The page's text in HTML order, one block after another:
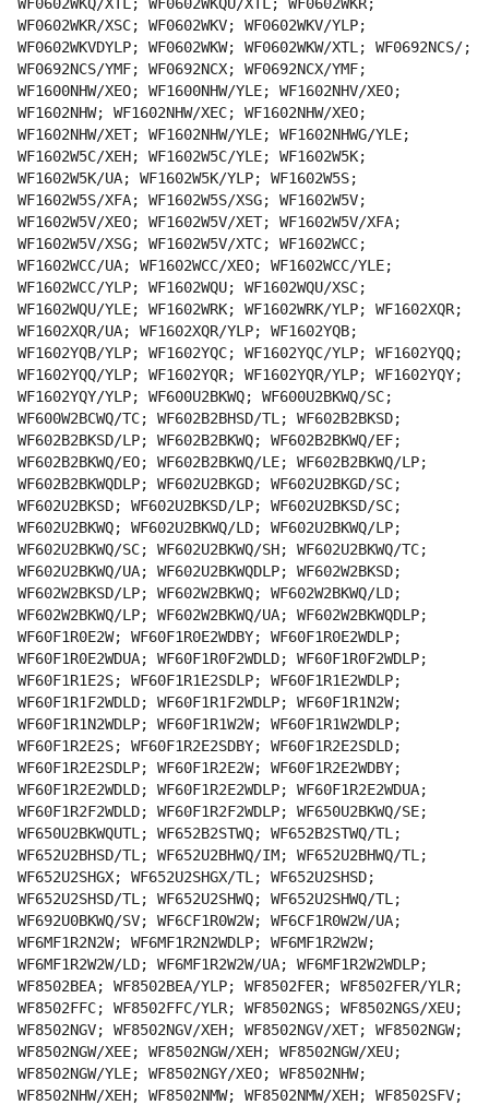
WF0602WKQ/XTL; WF0602WKQU/XTL; WF0602WKR;
WF0602WKR/XSC; WF0602WKV; WF0602WKV/YLP;
WF0602WKVDYLP; WF0602WKW; WF0602WKW/XTL; WF0692NCS/;
WF0692NCS/YMF; WF0692NCX; WF0692NCX/YMF;
WF1600NHW/XEO; WF1600NHW/YLE; WF1602NHV/XEO;
WF1602NHW; WF1602NHW/XEC; WF1602NHW/XEO;
WF1602NHW/XET; WF1602NHW/YLE; WF1602NHWG/YLE;
WF1602W5C/XEH; WF1602W5C/YLE; WF1602W5K;
WF1602W5K/UA; WF1602W5K/YLP; WF1602W5S;
WF1602W5S/XFA; WF1602W5S/XSG; WF1602W5V;
WF1602W5V/XEO; WF1602W5V/XET; WF1602W5V/XFA;
WF1602W5V/XSG; WF1602W5V/XTC; WF1602WCC;
WF1602WCC/UA; WF1602WCC/XEO; WF1602WCC/YLE;
WF1602WCC/YLP; WF1602WQU; WF1602WQU/XSC;
WF1602WQU/YLE; WF1602WRK; WF1602WRK/YLP; WF1602XQR;
WF1602XQR/UA; WF1602XQR/YLP; WF1602YQB;
WF1602YQB/YLP; WF1602YQC; WF1602YQC/YLP; WF1602YQQ;
WF1602YQQ/YLP; WF1602YQR; WF1602YQR/YLP; WF1602YQY;
WF1602YQY/YLP; WF600U2BKWQ; WF600U2BKWQ/SC;
WF600W2BCWQ/TC; WF602B2BHSD/TL; WF602B2BKSD;
WF602B2BKSD/LP; WF602B2BKWQ; WF602B2BKWQ/EF;
WF602B2BKWQ/EO; WF602B2BKWQ/LE; WF602B2BKWQ/LP;
WF602B2BKWQDLP; WF602U2BKGD; WF602U2BKGD/SC;
WF602U2BKSD; WF602U2BKSD/LP; WF602U2BKSD/SC;
WF602U2BKWQ; WF602U2BKWQ/LD; WF602U2BKWQ/LP;
WF602U2BKWQ/SC; WF602U2BKWQ/SH; WF602U2BKWQ/TC;
WF602U2BKWQ/UA; WF602U2BKWQDLP; WF602W2BKSD;
WF602W2BKSD/LP; WF602W2BKWQ; WF602W2BKWQ/LD;
WF602W2BKWQ/LP; WF602W2BKWQ/UA; WF602W2BKWQDLP;
WF60F1R0E2W; WF60F1R0E2WDBY; WF60F1R0E2WDLP;
WF60F1R0E2WDUA; WF60F1R0F2WDLD; WF60F1R0F2WDLP;
WF60F1R1E2S; WF60F1R1E2SDLP; WF60F1R1E2WDLP;
WF60F1R1F2WDLD; WF60F1R1F2WDLP; WF60F1R1N2W;
WF60F1R1N2WDLP; WF60F1R1W2W; WF60F1R1W2WDLP;
WF60F1R2E2S; WF60F1R2E2SDBY; WF60F1R2E2SDLD;
WF60F1R2E2SDLP; WF60F1R2E2W; WF60F1R2E2WDBY;
WF60F1R2E2WDLD; WF60F1R2E2WDLP; WF60F1R2E2WDUA;
WF60F1R2F2WDLD; WF60F1R2F2WDLP; WF650U2BKWQ/SE;
WF650U2BKWQUTL; WF652B2STWQ; WF652B2STWQ/TL;
WF652U2BHSD/TL; WF652U2BHWQ/IM; WF652U2BHWQ/TL;
WF652U2SHGX; WF652U2SHGX/TL; WF652U2SHSD;
WF652U2SHSD/TL; WF652U2SHWQ; WF652U2SHWQ/TL;
WF692U0BKWQ/SV; WF6CF1R0W2W; WF6CF1R0W2W/UA;
WF6MF1R2N2W; WF6MF1R2N2WDLP; WF6MF1R2W2W;
WF6MF1R2W2W/LD; WF6MF1R2W2W/UA; WF6MF1R2W2WDLP;
WF8502BEA; WF8502BEA/YLP; WF8502FER; WF8502FER/YLR;
WF8502FFC; WF8502FFC/YLR; WF8502NGS; WF8502NGS/XEU;
WF8502NGV; WF8502NGV/XEH; WF8502NGV/XET; WF8502NGW;
WF8502NGW/XEE; WF8502NGW/XEH; WF8502NGW/XEU;
WF8502NGW/YLE; WF8502NGY/XEO; WF8502NHW;
WF8502NHW/XEH; WF8502NMW; WF8502NMW/XEH; WF8502SFV;